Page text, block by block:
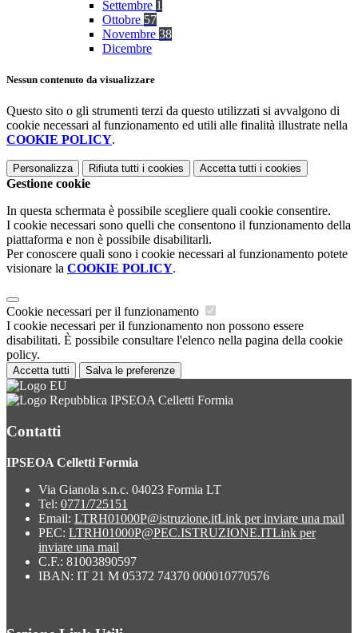
Settembre 1
Ottobre 57
Novembre 38
Dicembre
Nessun contenuto da visualizzare
Questo sito o gli strumenti terzi da questo utilizzati si avvalgono di
cookie necessari al funzionamento ed utili alle finalità illustrate nella
COOKIE POLICY.
Personalizza Rifiuta tutti i cookies Accetta tutti i cookies
Gestione cookie
In questa schermata è possibile scegliere quali cookie consentire.
I cookie necessari sono quelli che consentono il funzionamento della
piattaforma e non è possibile disabilitarli.
Per conoscere quali sono i cookie necessari al funzionamento potete
visionare la COOKIE POLICY.
Cookie necessari per il funzionamento
I cookie necessari per il funzionamento non possono essere
disabilitati. È possibile consultare l'elenco nella pagina della cookie
policy.
Accetta tutti Salva le preferenze
IPSEOA Celletti Formia
Contatti
IPSEOA Celletti Formia
Via Gianola s.n.c. 04023 Formia LT
Tel: 0771/725151
Email: LTRH01000P@istruzione.itLink per inviare una mail
PEC: LTRH01000P@PEC.ISTRUZIONE.ITLink per
inviare una mail
C.F.: 81003890597
IBAN: IT 21 M 05372 74370 000010770576